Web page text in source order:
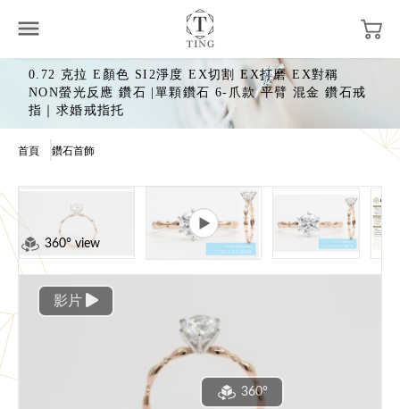
0.72 克拉 E顏色 SI2淨度 EX切割 EX打磨 EX對稱
NON螢光反應 鑽石 |單顆鑽石 6-爪款 平臂 混金 鑽石戒
指｜求婚戒指托
首頁 鑽石首飾
360° view
影片
360°